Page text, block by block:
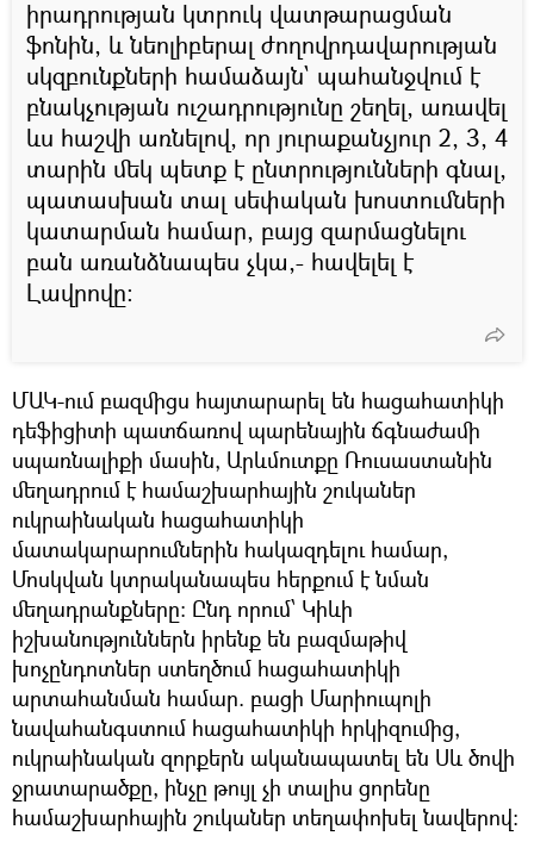
իրադրության կտրուկ վատթարացման
ֆոնին, և նեոլիբերալ ժողովրդավարության
սկզբունքների համաձայն` պահանջվում է
բնակչության ուշադրությունը շեղել, առավել
ևս հաշվի առնելով, որ յուրաքանչյուր 2, 3, 4
տարին մեկ պետք է ընտրությունների գնալ,
պատասխան տալ սեփական խոստումների
կատարման համար, բայց զարմացնելու
բան առանձնապես չկա,- հավելել է
Լավրովը:
ՄԱԿ-ում բազմիցս հայտարարել են հացահատիկի
դեֆիցիտի պատճառով պարենային ճգնաժամի
սպառնալիքի մասին, Արևմուտքը Ռուսաստանին
մեղադրում է համաշխարհային շուկաներ
ուկրաինական հացահատիկի
մատակարարումներին հակազդելու համար,
Մոսկվան կտրականապես հերքում է նման
մեղադրանքները: Ընդ որում՝ Կիևի
իշխանություններն իրենք են բազմաթիվ
խոչընդոտներ ստեղծում հացահատիկի
արտահանման համար. բացի Մարիուպոլի
նավահանգստում հացահատիկի հրկիզումից,
ուկրաինական զորքերն ականապատել են Սև ծովի
ջրատարածքը, ինչը թույլ չի տալիս ցորենը
համաշխարհային շուկաներ տեղափոխել նավերով: